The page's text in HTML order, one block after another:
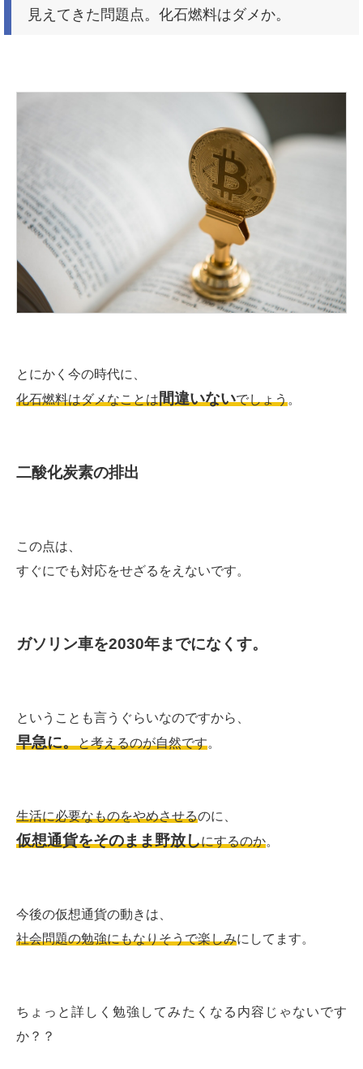
見えてきた問題点。化石燃料はダメか。
とにかく今の時代に、
化石燃料はダメなことは間違いないでしょう。
二酸化炭素の排出
この点は、
すぐにでも対応をせざるをえないです。
ガソリン車を2030年までになくす。
ということも言うぐらいなのですから、
早急に。と考えるのが自然です。
生活に必要なものをやめさせるのに、
仮想通貨をそのまま野放しにするのか。
今後の仮想通貨の動きは、
社会問題の勉強にもなりそうで楽しみにしてます。
ちょっと詳しく勉強してみたくなる内容じゃないです
か？？